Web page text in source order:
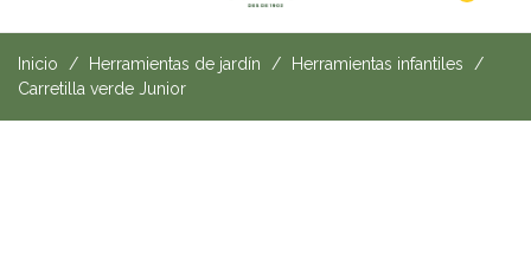
Inicio Herramientas de jardín
Herramientas infantiles
Carretilla verde Junior